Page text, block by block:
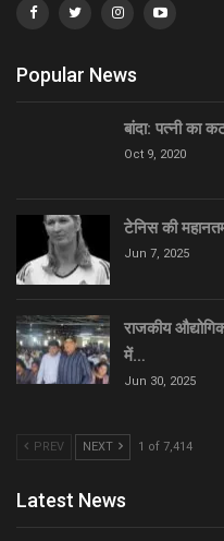
Popular News
बांदा: पत्नी का
Oct 9, 2020
टेनिस की
Jun 7, 2025
राजकीय
में…
Jun 30, 2025
PREV NEXT 1 of 7,414
Latest News